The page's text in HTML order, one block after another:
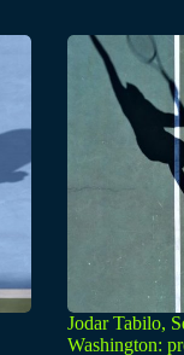
Jodar Tabilo,
Washington: